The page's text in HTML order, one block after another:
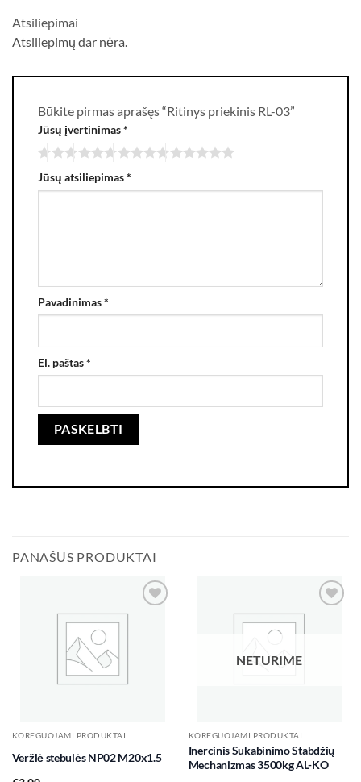
Atsiliepimai
Atsiliepimų dar nėra.
Būkite pirmas aprašęs “Ritinys priekinis RL-03”
Jūsų įvertinimas*
Jūsų atsiliepimas*
Pavadinimas*
El. paštas*
PANAŠŪS PRODUKTAI
KOREGUOJAMI PRODUKTAI
Veržlė stebulės NP02 M20x1.5
NETURIME
KOREGUOJAMI PRODUKTAI
Inercinis Sukabinimo Stabdžių
Mechanizmas 3500kg AL-KO